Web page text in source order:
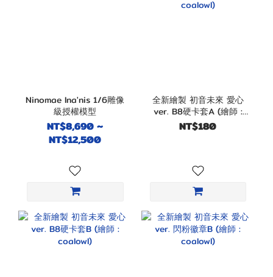
Ninomae Ina'nis 1/6雕像
級授權模型
NT$8,690 ~
NT$12,500
全新繪製 初音未來 愛心
ver. B8硬卡套A (繪師 :
coalowl)
NT$180